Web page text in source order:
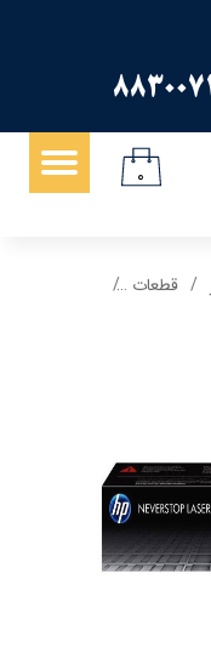
۰
قطعات